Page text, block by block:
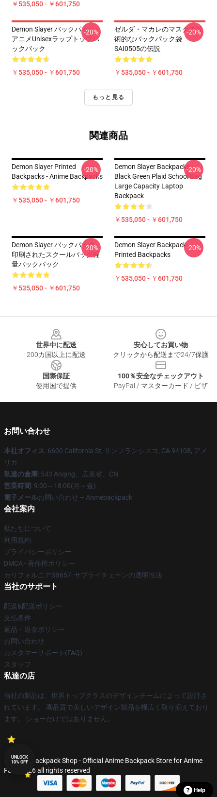
￥535,050 - ￥601,750
Demon Slayer バックパック -
アニメUnisexラップトップバ
ックパック
￥535,050 - ￥601,750
-20%
ゼルダ・マカレのマスクの芸
術的なバックパック袋
SAI0505の伝説
￥535,050 - ￥601,750
-20%
もっと見る
関連商品
Demon Slayer Printed
Backpacks - Anime Backpacks
￥535,050 - ￥601,750
-20%
Demon Slayer Backpacks -
Black Green Plaid School Bag
Large Capacity Laptop
Backpack
￥535,050 - ￥601,750
-20%
Demon Slayer バックパック -
印刷されたスクールバッグ軽
量バックパック
￥535,050 - ￥601,750
-20%
Demon Slayer Backpack -
Printed Backpacks
￥535,050 - ￥601,750
-20%
世界中に配送
200カ国以上に配送
安心してお買い物
クリックから配送まで24/7保護
国際保証
使用国で提供
100％安全なチェックアウト
PayPal / マスターカード / ビザ
お問い合わせ
本社オフィス: 6600 California St, サンフランシスコ, CA 94108, アメ
リカ
私達の倉庫: 543 Anqing、広東省、CN
営業時間: 9:00～18:00(月～金)
電子メールお問い合わせ – Anmebackpack
会社案内
私たちについて
利用規約
プライバシーポリシー
DMCA - 著作権ポリシー
カリフォルニアSB657: サプライチェーンの透明性法
当社のサポート
配送&配送ポリシー
支払条件
返品・返金ポリシー
お問い合わせ
カスタマーサポート(FAQ)
スタッフ
私達の店
当社の製品は、世界トップクラスのデザインチームによって設計さ
れています。 高品質で美しいデザイン製品を幅広く取り揃えており
ます。 ショーだけではありません。
© Anime Backpack Shop - Official Anime Backpack Store for Anime
Fans 2026 all rights reserved
Help
UNLOCK
10% OFF